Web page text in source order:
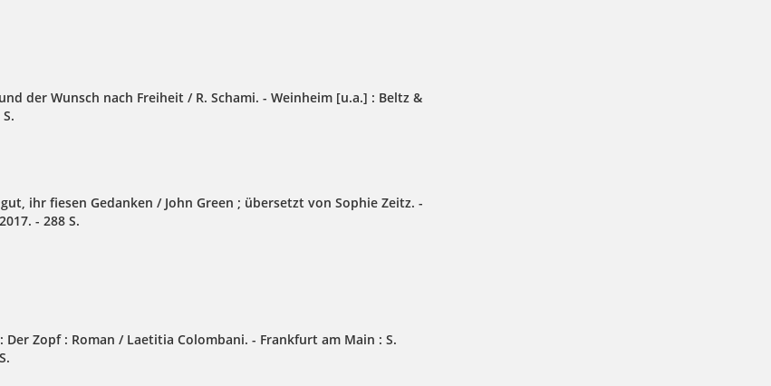
der Wunsch nach Freiheit / R. Schami. - Weinheim [u.a.] : Beltz &
ihr fiesen Gedanken / John Green ; übersetzt von Sophie Zeitz. -
- 288 S.
Zopf : Roman / Laetitia Colombani. - Frankfurt am Main : S.